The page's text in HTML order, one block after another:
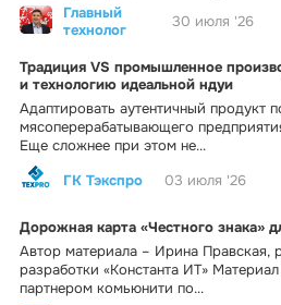
Главный
технолог
30 июля '26
Традиция VS промышленное
и технологию идеальной ндуи
Адаптировать аутентичный продукт
мясоперерабатывающего
Еще сложнее при этом не...
ГК Тэкспро
03 июля '26
Дорожная карта «Честного знака»
Автор материала – Ирина Правская,
разработки «Константа ИТ»
партнером комьюнити по...